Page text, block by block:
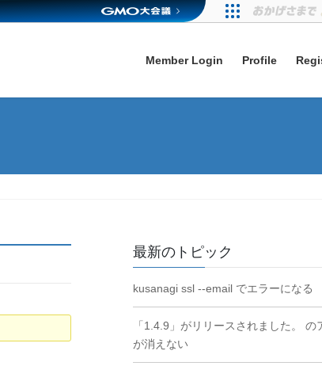
Member Login Profile
最新のトピック
kusanagi ssl --email でエラーになる
「1.4.9」がリリースされました。 の
が消えない